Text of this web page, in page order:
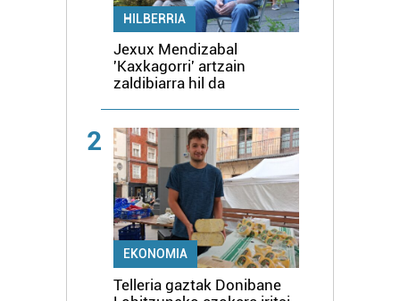
HILBERRIA
Jexux Mendizabal
'Kaxkagorri' artzain
zaldibiarra hil da
2
EKONOMIA
Telleria gaztak Donibane